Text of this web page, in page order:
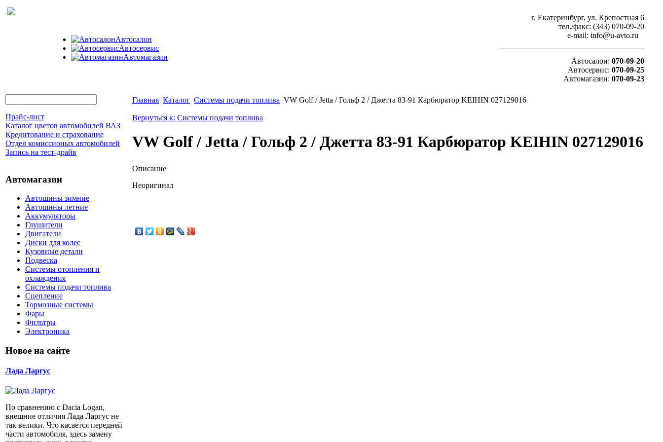
Автосалон
Автосервис
Автомагазин
г. Екатеринбург, ул. Крепостная 6
тел./факс: (343) 070-09-20
e-mail: info@u-avto.ru
Автосалон: 070-09-20
Автосервис: 070-09-25
Автомагазин: 070-09-23
Прайс-лист
Каталог цветов автомобилей ВАЗ
Кредитование и страхование
Отдел комиссионых автомобилей
Запись на тест-драйв
Автомагазин
Автошины зимние
Автошины летние
Аккумуляторы
Глушители
Двигатели
Диски для колес
Кузовные детали
Подвеска
Системы отопления и
охлаждения
Системы подачи топлива
Сцепление
Тормозные системы
Фары
Фильтры
Электроника
Новое на сайте
Лада Ларгус
По сравнению с Dacia Logan,
внешние отличия Лада Ларгус не
так велики. Что касается передней
части автомобиля, здесь замену
Главная Каталог Системы подачи топлива VW Golf / Jetta / Гольф 2 / Джетта 83-91 Карбюратор KEIHIN 027129016
Вернуться к: Системы подачи топлива
VW Golf / Jetta / Гольф 2 / Джетта 83-91 Карбюратор KEIHIN 027129016
Описание
Неоригинал